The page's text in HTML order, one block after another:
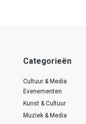
Categorieën
Cultuur & Media
Evenementen
Kunst & Cultuur
Muziek & Media